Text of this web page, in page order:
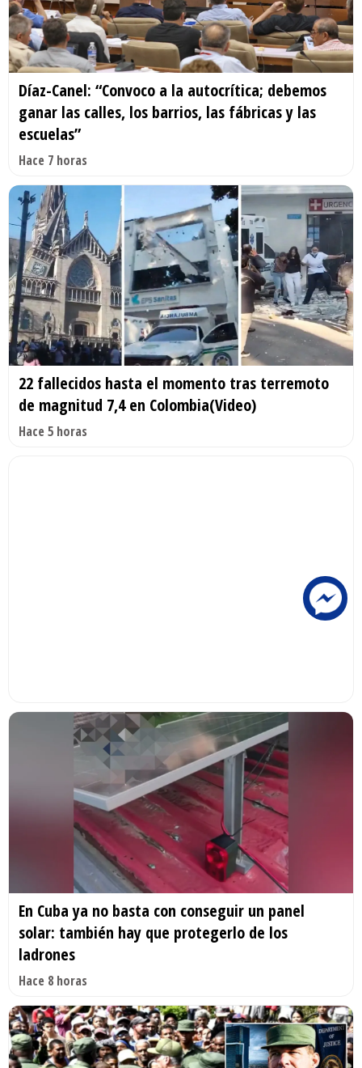
Díaz-Canel: “Convoco a la autocrítica; debemos
ganar las calles, los barrios, las fábricas y las
escuelas”
Hace 7 horas
22 fallecidos hasta el momento tras terremoto
de magnitud 7,4 en Colombia(Video)
Hace 5 horas
En Cuba ya no basta con conseguir un panel
solar: también hay que protegerlo de los
ladrones
Hace 8 horas